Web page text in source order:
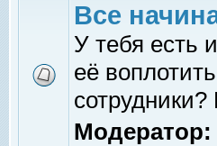
Все
У тебя есть
её
Модератор: